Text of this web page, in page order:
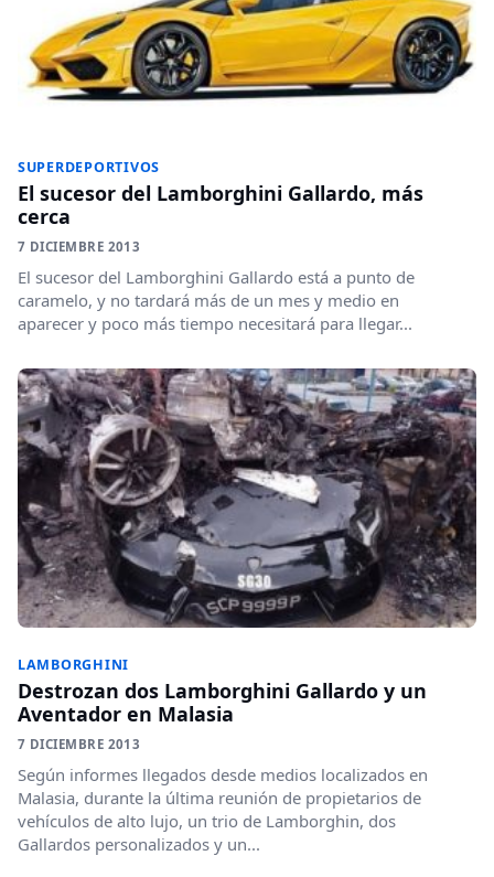
SUPERDEPORTIVOS
El sucesor del Lamborghini Gallardo, más
cerca
7 DICIEMBRE 2013
El sucesor del Lamborghini Gallardo está a punto de
caramelo, y no tardará más de un mes y medio en
aparecer y poco más tiempo necesitará para llegar...
LAMBORGHINI
Destrozan dos Lamborghini Gallardo y un
Aventador en Malasia
7 DICIEMBRE 2013
Según informes llegados desde medios localizados en
Malasia, durante la última reunión de propietarios de
vehículos de alto lujo, un trio de Lamborghin, dos
Gallardos personalizados y un...